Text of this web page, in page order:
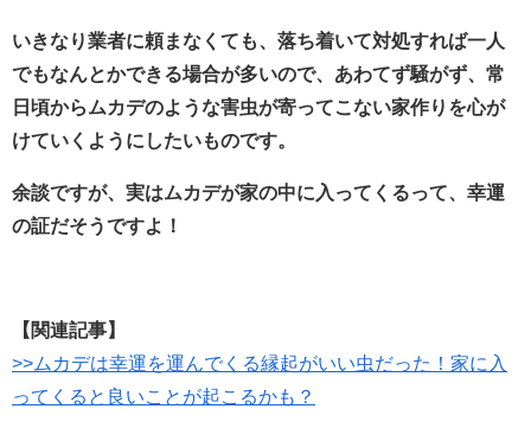
いきなり業者に頼まなくても、落ち着いて対処すれば一人
でもなんとかできる場合が多いので、あわてず騒がず、常
日頃からムカデのような害虫が寄ってこない家作りを心が
けていくようにしたいものです。
余談ですが、実はムカデが家の中に入ってくるって、幸運
の証だそうですよ！
【関連記事】
>>ムカデは幸運を運んでくる縁起がいい虫だった！家に入
ってくると良いことが起こるかも？